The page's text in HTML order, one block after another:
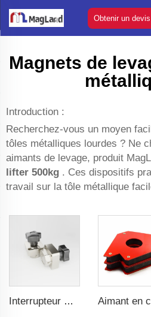
Obtenir un devis
Magnets de
Introduction :
Recherchez-vous un moyen
tôles métalliques lourdes ? Ne
aimants de levage, produit
lifter 500kg . Ces dispositifs
travail sur la tôle métallique
Interrupteur magnétique à commande on/off